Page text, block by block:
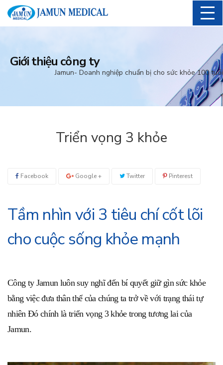
Giới thiệu công ty
Jamun- Doanh nghiệp chuẩn bị cho sức khỏe 100 tuổi
Triển vọng 3 khỏe
Facebook Google + Twitter Pinterest
Tầm nhìn với 3 tiêu chí cốt lõi
cho cuộc sống khỏe mạnh
Công ty Jamun luôn suy nghĩ đến bí quyết giữ gìn sức khỏe
bằng việc đưa thân thể của chúng ta trở về với trạng thái tự
nhiên Đó chính là triển vọng 3 khỏe trong tương lai của
Jamun.